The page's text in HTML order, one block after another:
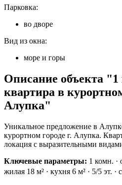
Парковка:
во дворе
Вид из окна:
море и горы
Описание объекта
квартира в
Алупка"
Уникальное предложение в
курортном городе г. Алупка.
локация с выразительными
Ключевые параметры: 1 комн. ·
жилая 18 м² · кухня 6 м² · 5/5 эт.